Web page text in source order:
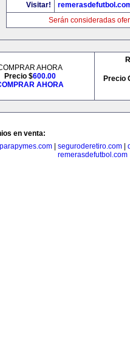
Visitar!
Serán consideradas
AHORA
Precio $600.00
AHORA
Precio
en venta:
| seguroderetiro.com|
remerasdefutbol.com